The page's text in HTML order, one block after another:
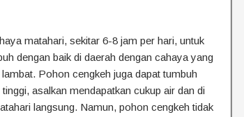
matahari, sekitar 6-8 jam per hari, untuk
dengan baik di daerah dengan cahaya yang
Pohon cengkeh juga dapat tumbuh
asalkan mendapatkan cukup air dan di
langsung. Namun, pohon cengkeh tidak